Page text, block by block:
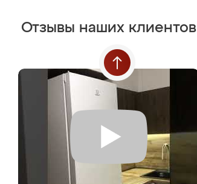
Отзывы наших клиентов